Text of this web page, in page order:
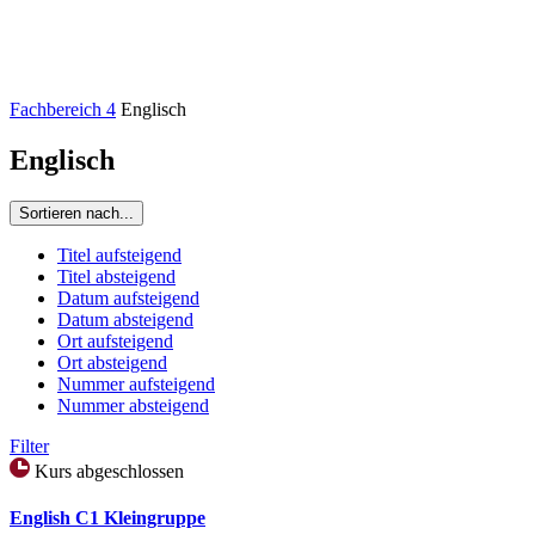
Fachbereich 4 Englisch
Englisch
Sortieren nach...
Titel aufsteigend
Titel absteigend
Datum aufsteigend
Datum absteigend
Ort aufsteigend
Ort absteigend
Nummer aufsteigend
Nummer absteigend
Filter
Kurs abgeschlossen
English C1 Kleingruppe